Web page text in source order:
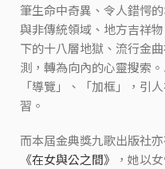
筆生命中奇異、令人錯愕
與非傳統領域、地方吉祥
下的十八層地獄、流行金
測，轉為向內的心靈搜索
「導覽」、「加框」，引
習。
而本屆金典獎九歌出版社
《在女與公之間》
，她以